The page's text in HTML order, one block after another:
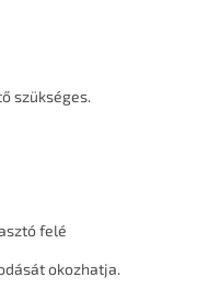
szükséges.
felé
okozhatja.